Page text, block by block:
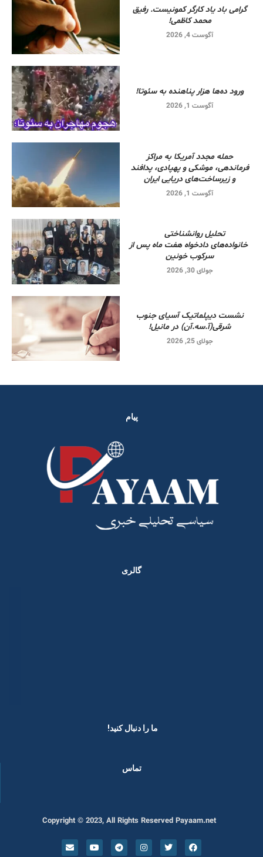
گرامی باد یاد کارگر کمونیست. رفیق
محمد کاظمی!
آگوست 4, 2026
ورود ده‌ها هزار پناهنده به سئوتا!
آگوست 1, 2026
حمله مجدد آمریکا به مراکز
فرماندهی، موشکی و پهپادی، پدافند
و زیرساخت‌های دریایی ایران
آگوست 1, 2026
تحلیل روانشناختی
خانواده‌های دادخواه هفت ماه پس از
سرکوب خونین
جولای 30, 2026
نشست دیپلماتیک آسیای جنوب
شرقی‌(آ.سه.آن) در مانیل!
جولای 25, 2026
پیام
گالری
ما را دنبال کنید! ​
تماس
Copyright © 2023, All Rights Reserved Payaam.net